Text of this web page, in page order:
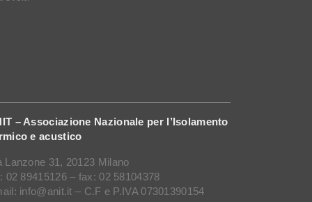
– Associazione Nazionale per l’Isolamento
e acustico
Lanzone 31, 20123 Milano
02 89415126 – fax: 02 58104378
info@anit.it – C.F e P.IVA 07301390154